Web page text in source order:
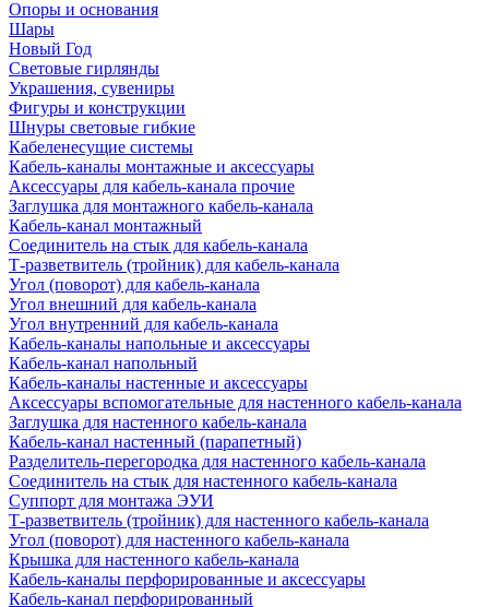
Опоры и основания
Шары
Новый Год
Световые гирлянды
Украшения, сувениры
Фигуры и конструкции
Шнуры световые гибкие
Кабеленесущие системы
Кабель-каналы монтажные и аксессуары
Аксессуары для кабель-канала прочие
Заглушка для монтажного кабель-канала
Кабель-канал монтажный
Соединитель на стык для кабель-канала
Т-разветвитель (тройник) для кабель-канала
Угол (поворот) для кабель-канала
Угол внешний для кабель-канала
Угол внутренний для кабель-канала
Кабель-каналы напольные и аксессуары
Кабель-канал напольный
Кабель-каналы настенные и аксессуары
Аксессуары вспомогательные для настенного кабель-канала
Заглушка для настенного кабель-канала
Кабель-канал настенный (парапетный)
Разделитель-перегородка для настенного кабель-канала
Соединитель на стык для настенного кабель-канала
Суппорт для монтажа ЭУИ
Т-разветвитель (тройник) для настенного кабель-канала
Угол (поворот) для настенного кабель-канала
Крышка для настенного кабель-канала
Кабель-каналы перфорированные и аксессуары
Кабель-канал перфорированный